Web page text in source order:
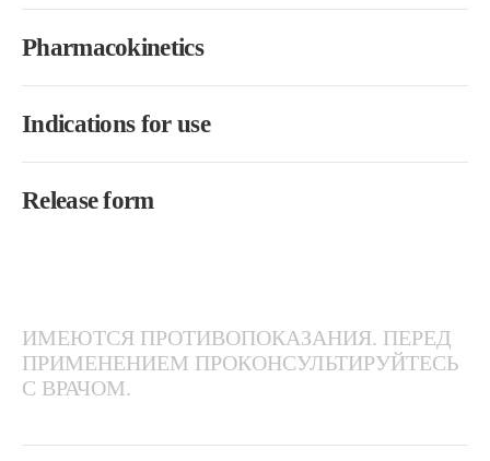
Pharmacokinetics
Indications for use
Release form
ИМЕЮТСЯ ПРОТИВОПОКАЗАНИЯ. ПЕРЕД
ПРИМЕНЕНИЕМ ПРОКОНСУЛЬТИРУЙТЕСЬ
С ВРАЧОМ.